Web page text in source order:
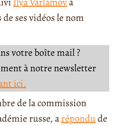
ses vidéos le nom
votre boîte mail ?
à notre newsletter
ici.
de la commission
russe, arépondude